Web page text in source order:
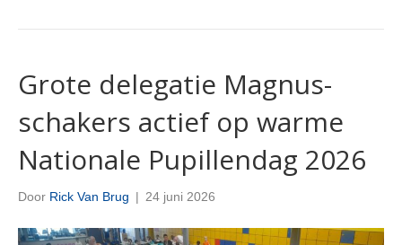
Grote delegatie Magnus-
schakers actief op warme
Nationale Pupillendag 2026
Door Rick Van Brug | 24 juni 2026